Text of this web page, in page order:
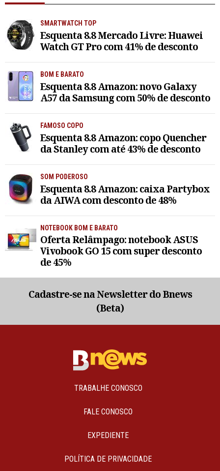
SMARTWATCH TOP
Esquenta 8.8 Mercado Livre: Huawei
Watch GT Pro com 41% de desconto
BOM E BARATO
Esquenta 8.8 Amazon: novo Galaxy
A57 da Samsung com 50% de desconto
FAMOSO COPO
Esquenta 8.8 Amazon: copo Quencher
da Stanley com até 43% de desconto
SOM PODEROSO
Esquenta 8.8 Amazon: caixa Partybox
da AIWA com desconto de 48%
NOTEBOOK BOM E BARATO
Oferta Relâmpago: notebook ASUS
Vivobook GO 15 com super desconto
de 45%
Cadastre-se na Newsletter do Bnews
(Beta)
TRABALHE CONOSCO
FALE CONOSCO
EXPEDIENTE
POLÍTICA DE PRIVACIDADE